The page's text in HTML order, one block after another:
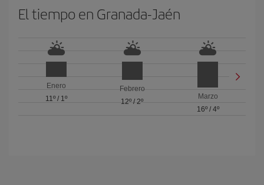
El tiempo en Granada-Jaén
Enero
11º/ 1º
Febrero
12º / 2º
Marzo
16º/ 4º